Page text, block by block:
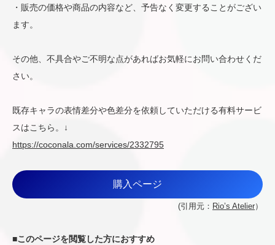
・販売の価格や商品の内容など、予告なく変更することがござい
ます。
その他、不具合やご不明な点があればお気軽にお問い合わせくだ
さい。
既存キャラの表情差分や色差分を依頼していただける有料サービ
スはこちら。↓
https://coconala.com/services/2332795
購入ページ
(引用元： Rio’s Atelier）
■このページを閲覧した方におすすめ